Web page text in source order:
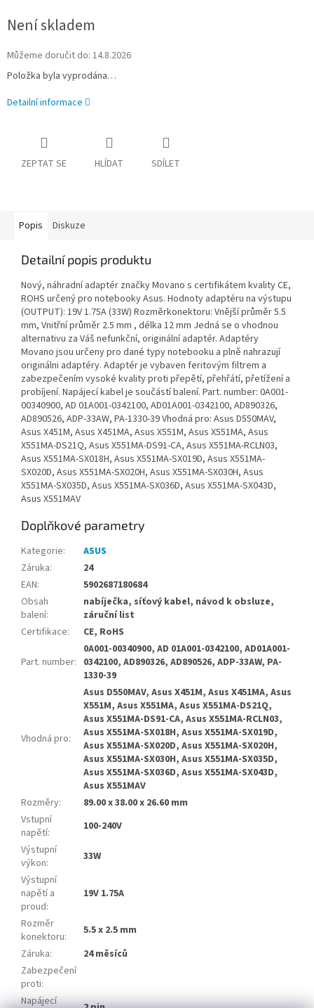
cena:
Není skladem
Můžeme doručit do: 14.8.2026
Položka byla vyprodána…
Detailní informace
ZEPTAT SE HLÍDAT SDÍLET
Popis Diskuze
Detailní popis produktu
Nový, náhradní adaptér značky Movano s certifikátem kvality CE,
ROHS určený pro notebooky Asus. Hodnoty adaptéru na výstupu
(OUTPUT): 19V 1.75A (33W) Rozměrkonektoru: Vnější průměr 5.5
mm, Vnitřní průměr 2.5 mm , délka 12 mm Jedná se o vhodnou
alternativu za Váš nefunkční, originální adaptér. Adaptéry
Movano jsou určeny pro dané typy notebooku a plně nahrazují
originálni adaptéry. Adaptér je vybaven feritovým filtrem a
zabezpečením vysoké kvality proti přepětí, přehřátí, přetížení a
probíjení. Napájecí kabel je součástí balení. Part. number: 0A001-
00340900, AD 01A001-0342100, AD01A001-0342100, AD890326,
AD890526, ADP-33AW, PA-1330-39 Vhodná pro: Asus D550MAV,
Asus X451M, Asus X451MA, Asus X551M, Asus X551MA, Asus
X551MA-DS21Q, Asus X551MA-DS91-CA, Asus X551MA-RCLN03,
Asus X551MA-SX018H, Asus X551MA-SX019D, Asus X551MA-
SX020D, Asus X551MA-SX020H, Asus X551MA-SX030H, Asus
X551MA-SX035D, Asus X551MA-SX036D, Asus X551MA-SX043D,
Asus X551MAV
Doplňkové parametry
Kategorie:
ASUS
Záruka:
24
EAN:
5902687180684
Obsah
balení:
nabíječka, síťový kabel, návod k obsluze,
záruční list
Certifikace: CE, RoHS
Part. number:
0A001-00340900, AD 01A001-0342100, AD01A001-
0342100, AD890326, AD890526, ADP-33AW, PA-
1330-39
Vhodná pro:
Asus D550MAV, Asus X451M, Asus X451MA, Asus
X551M, Asus X551MA, Asus X551MA-DS21Q,
Asus X551MA-DS91-CA, Asus X551MA-RCLN03,
Asus X551MA-SX018H, Asus X551MA-SX019D,
Asus X551MA-SX020D, Asus X551MA-SX020H,
Asus X551MA-SX030H, Asus X551MA-SX035D,
Asus X551MA-SX036D, Asus X551MA-SX043D,
Asus X551MAV
Rozměry:
89.00 x 38.00 x 26.60 mm
Vstupní
napětí:
100-240V
Výstupní
výkon:
33W
Výstupní
napětí a
proud:
19V 1.75A
Rozměr
konektoru:
5.5 x 2.5 mm
Záruka:
24 měsíců
Zabezpečení
proti:
Napájecí